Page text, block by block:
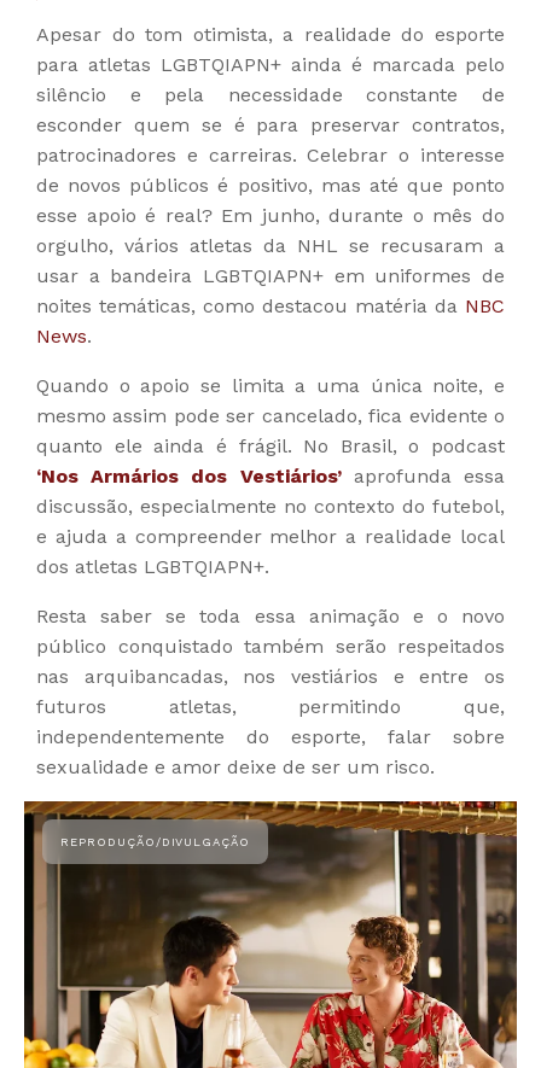
Apesar do tom otimista, a realidade do esporte
para atletas LGBTQIAPN+ ainda é marcada pelo
silêncio e pela necessidade constante de
esconder quem se é para preservar contratos,
patrocinadores e carreiras. Celebrar o interesse
de novos públicos é positivo, mas até que ponto
esse apoio é real? Em junho, durante o mês do
orgulho, vários atletas da NHL se recusaram a
usar a bandeira LGBTQIAPN+ em uniformes de
noites temáticas, como destacou matéria da NBC
News.
Quando o apoio se limita a uma única noite, e
mesmo assim pode ser cancelado, fica evidente o
quanto ele ainda é frágil. No Brasil, o podcast
‘Nos Armários dos Vestiários’aprofunda essa
discussão, especialmente no contexto do futebol,
e ajuda a compreender melhor a realidade local
dos atletas LGBTQIAPN+.
Resta saber se toda essa animação e o novo
público conquistado também serão respeitados
nas arquibancadas, nos vestiários e entre os
futuros atletas, permitindo que,
independentemente do esporte, falar sobre
sexualidade e amor deixe de ser um risco.